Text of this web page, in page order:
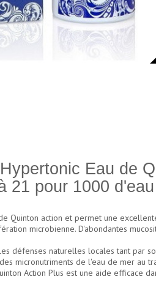
Eau de
21 pour 1000
Quinton action et permet une
microbienne. D'abondantes
défenses naturelles locales tant par
micronutriments de l'eau de mer au
Action Plus est une aide efficace